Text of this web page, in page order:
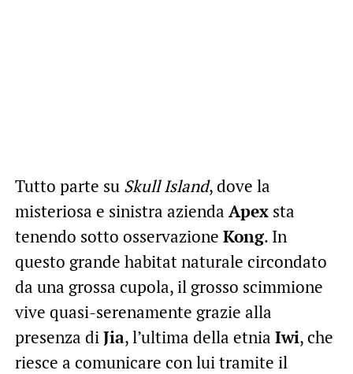
Tutto parte su Skull Island, dove la
misteriosa e sinistra azienda Apexsta
tenendo sotto osservazione Kong. In
questo grande habitat naturale circondato
da una grossa cupola, il grosso scimmione
vive quasi-serenamente grazie alla
presenza diJia, l’ultima della etnia Iwi, che
riesce a comunicare con lui tramite il